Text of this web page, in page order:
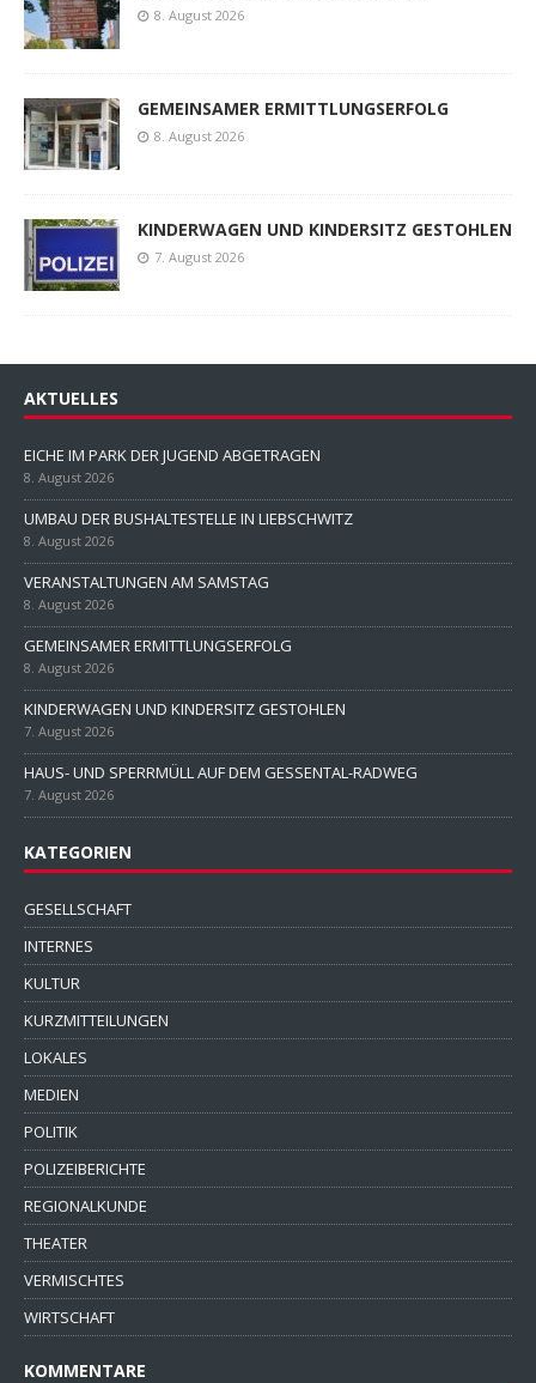
8. August 2026
GEMEINSAMER ERMITTLUNGSERFOLG
8. August 2026
KINDERWAGEN UND KINDERSITZ GESTOHLEN
7. August 2026
AKTUELLES
EICHE IM PARK DER JUGEND ABGETRAGEN
8. August 2026
UMBAU DER BUSHALTESTELLE IN LIEBSCHWITZ
8. August 2026
VERANSTALTUNGEN AM SAMSTAG
8. August 2026
GEMEINSAMER ERMITTLUNGSERFOLG
8. August 2026
KINDERWAGEN UND KINDERSITZ GESTOHLEN
7. August 2026
HAUS- UND SPERRMÜLL AUF DEM GESSENTAL-RADWEG
7. August 2026
KATEGORIEN
GESELLSCHAFT
INTERNES
KULTUR
KURZMITTEILUNGEN
LOKALES
MEDIEN
POLITIK
POLIZEIBERICHTE
REGIONALKUNDE
THEATER
VERMISCHTES
WIRTSCHAFT
KOMMENTARE